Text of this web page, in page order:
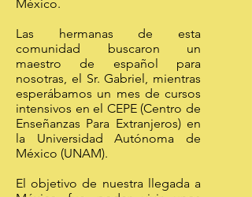
México.
Las hermanas de esta
comunidad buscaron un
maestro de español para
nosotras, el Sr. Gabriel, mientras
esperábamos un mes de cursos
intensivos en el CEPE (Centro de
Enseñanzas Para Extranjeros) en
la Universidad Autónoma de
México (UNAM).
El objetivo de nuestra llegada a